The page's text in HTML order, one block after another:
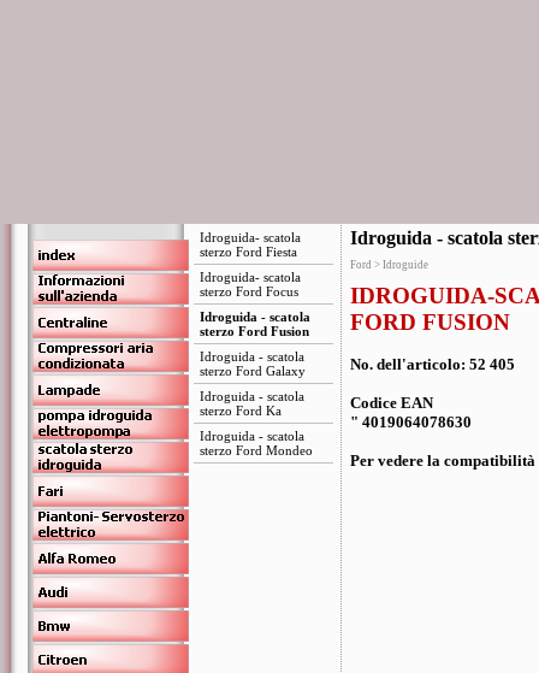
Idroguida - scatola
Ford > Idroguide
IDROGUIDA-
FORD FUSION
No. dell'articolo: 52 405
Codice EAN
" 4019064078630
Per vedere la
Idroguida- scatola
sterzo Ford Fiesta
Idroguida- scatola
sterzo Ford Focus
Idroguida - scatola
sterzo Ford Fusion
Idroguida - scatola
sterzo Ford Galaxy
Idroguida - scatola
sterzo Ford Ka
Idroguida - scatola
sterzo Ford Mondeo